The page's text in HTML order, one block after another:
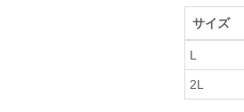
サイズ
L
2L